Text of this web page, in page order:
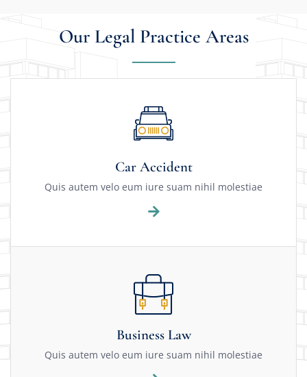
Our Legal Practice Areas
Car Accident
Quis autem velo eum iure suam nihil molestiae
Business Law
Quis autem velo eum iure suam nihil molestiae